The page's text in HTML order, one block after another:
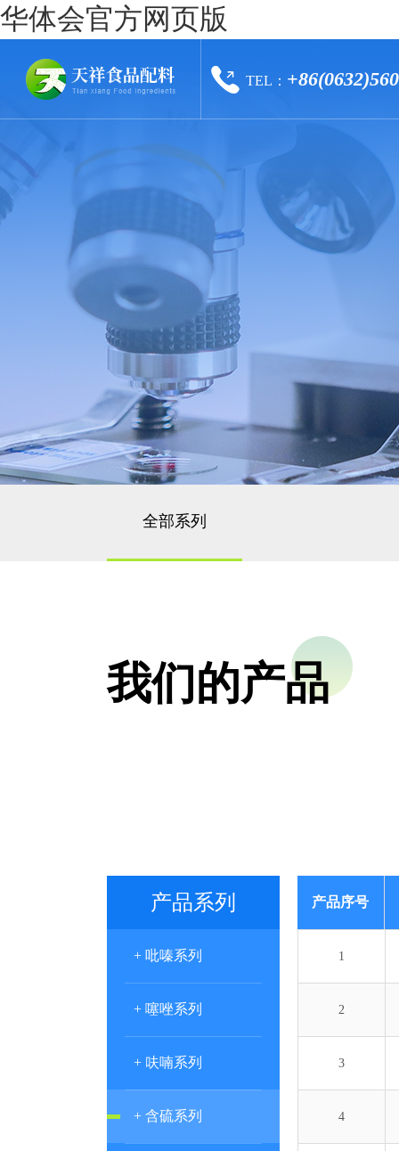
华体会官方网页版
TEL：
全部系列
我们的产品
产品系列
+ 吡嗪系列
+ 噻唑系列
+ 呋喃系列
+ 含硫系列
产品序号
1
2
3
4